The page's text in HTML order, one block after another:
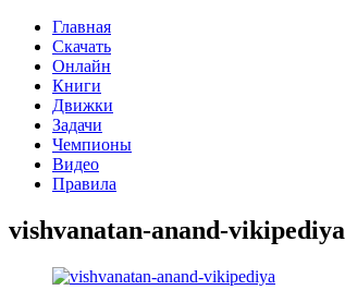
Главная
Скачать
Онлайн
Книги
Движки
Задачи
Чемпионы
Видео
Правила
vishvanatan-anand-vikipediya